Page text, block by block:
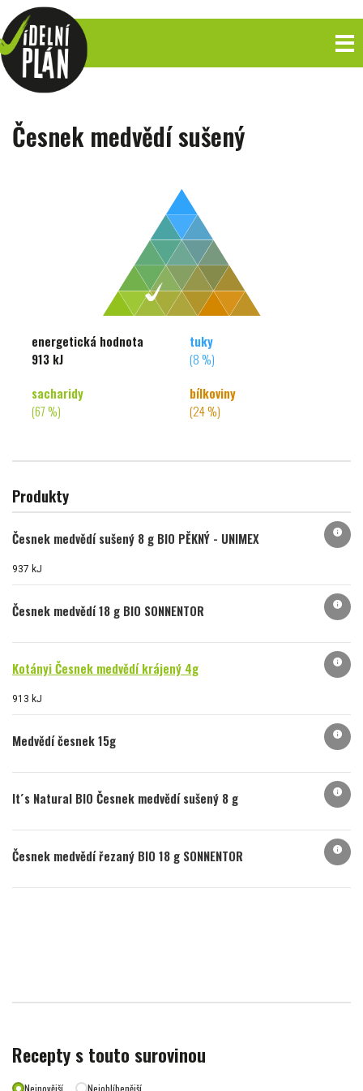
Česnek medvědí sušený
energetická hodnota
913 kJ
tuky
(8 %)
sacharidy
(67 %)
bílkoviny
(24 %)
Produkty
Česnek medvědí sušený 8 g BIO PĚKNÝ - UNIMEX
937 kJ
info
Česnek medvědí 18 g BIO SONNENTOR info
Kotányi Česnek medvědí krájený 4g
913 kJ
info
Medvědí česnek 15g info
It´s Natural BIO Česnek medvědí sušený 8 g info
Česnek medvědí řezaný BIO 18 g SONNENTOR info
Recepty s touto surovinou
Nejnovější Nejoblíbenější